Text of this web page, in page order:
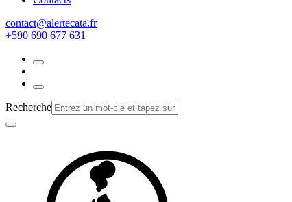
rf.atacetrela@tcatnoc
+590 690 677 631
Recherche